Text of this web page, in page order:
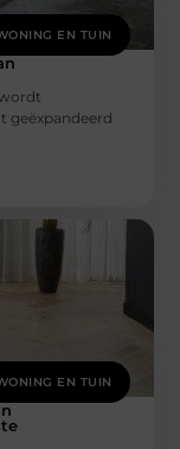
EN TUIN
geëxpandeerd
EN TUIN